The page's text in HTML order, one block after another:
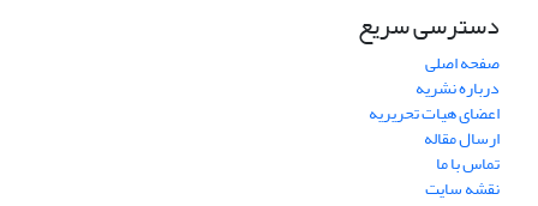
دسترسی سریع
صفحه اصلی
درباره نشریه
اعضای هیات تحریریه
ارسال مقاله
تماس با ما
نقشه سایت